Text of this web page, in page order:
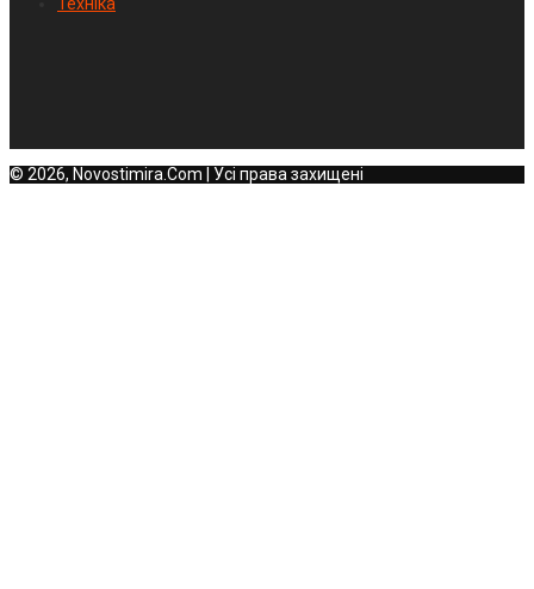
Техніка
© 2026, Novostimira.Com | Усі права захищені